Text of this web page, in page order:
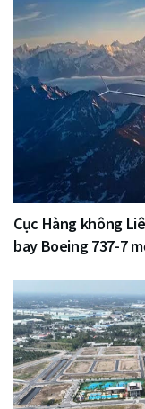
Cục Hàng không
bay Boeing 737-7